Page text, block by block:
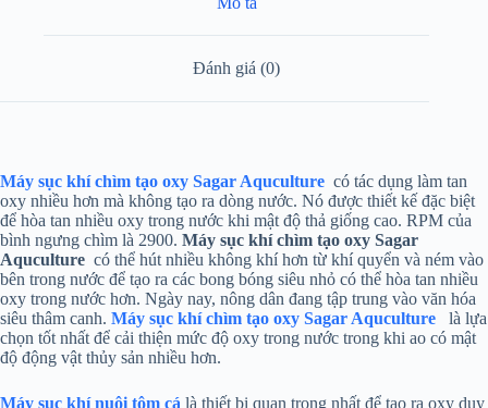
Đánh giá (0)
Máy sục khí chìm tạo oxy Sagar Aquculture có tác dụng làm tan
oxy nhiều hơn mà không tạo ra dòng nước. Nó được thiết kế đặc biệt
để hòa tan nhiều oxy trong nước khi mật độ thả giống cao. RPM của
bình ngưng chìm là 2900. Máy sục khí chìm tạo oxy Sagar
Aquculture có thể hút nhiều không khí hơn từ khí quyển và ném vào
bên trong nước để tạo ra các bong bóng siêu nhỏ có thể hòa tan nhiều
oxy trong nước hơn. Ngày nay, nông dân đang tập trung vào văn hóa
siêu thâm canh. Máy sục khí chìm tạo oxy Sagar Aquculture
là lựa
chọn tốt nhất để cải thiện mức độ oxy trong nước trong khi ao có mật
độ động vật thủy sản nhiều hơn.
Máy sục khí nuôi tôm cá là thiết bị quan trọng nhất để tạo ra oxy duy